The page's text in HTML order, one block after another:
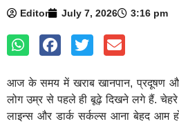
Editor July 7, 2026 3:16 pm
आज के समय में खराब खानपान, प्रदूषण
लोग उम्र से पहले ही बूढ़े दिखने लगे हैं. चेहरे
लाइन्स और डार्क सर्कल्स आना बेहद आम